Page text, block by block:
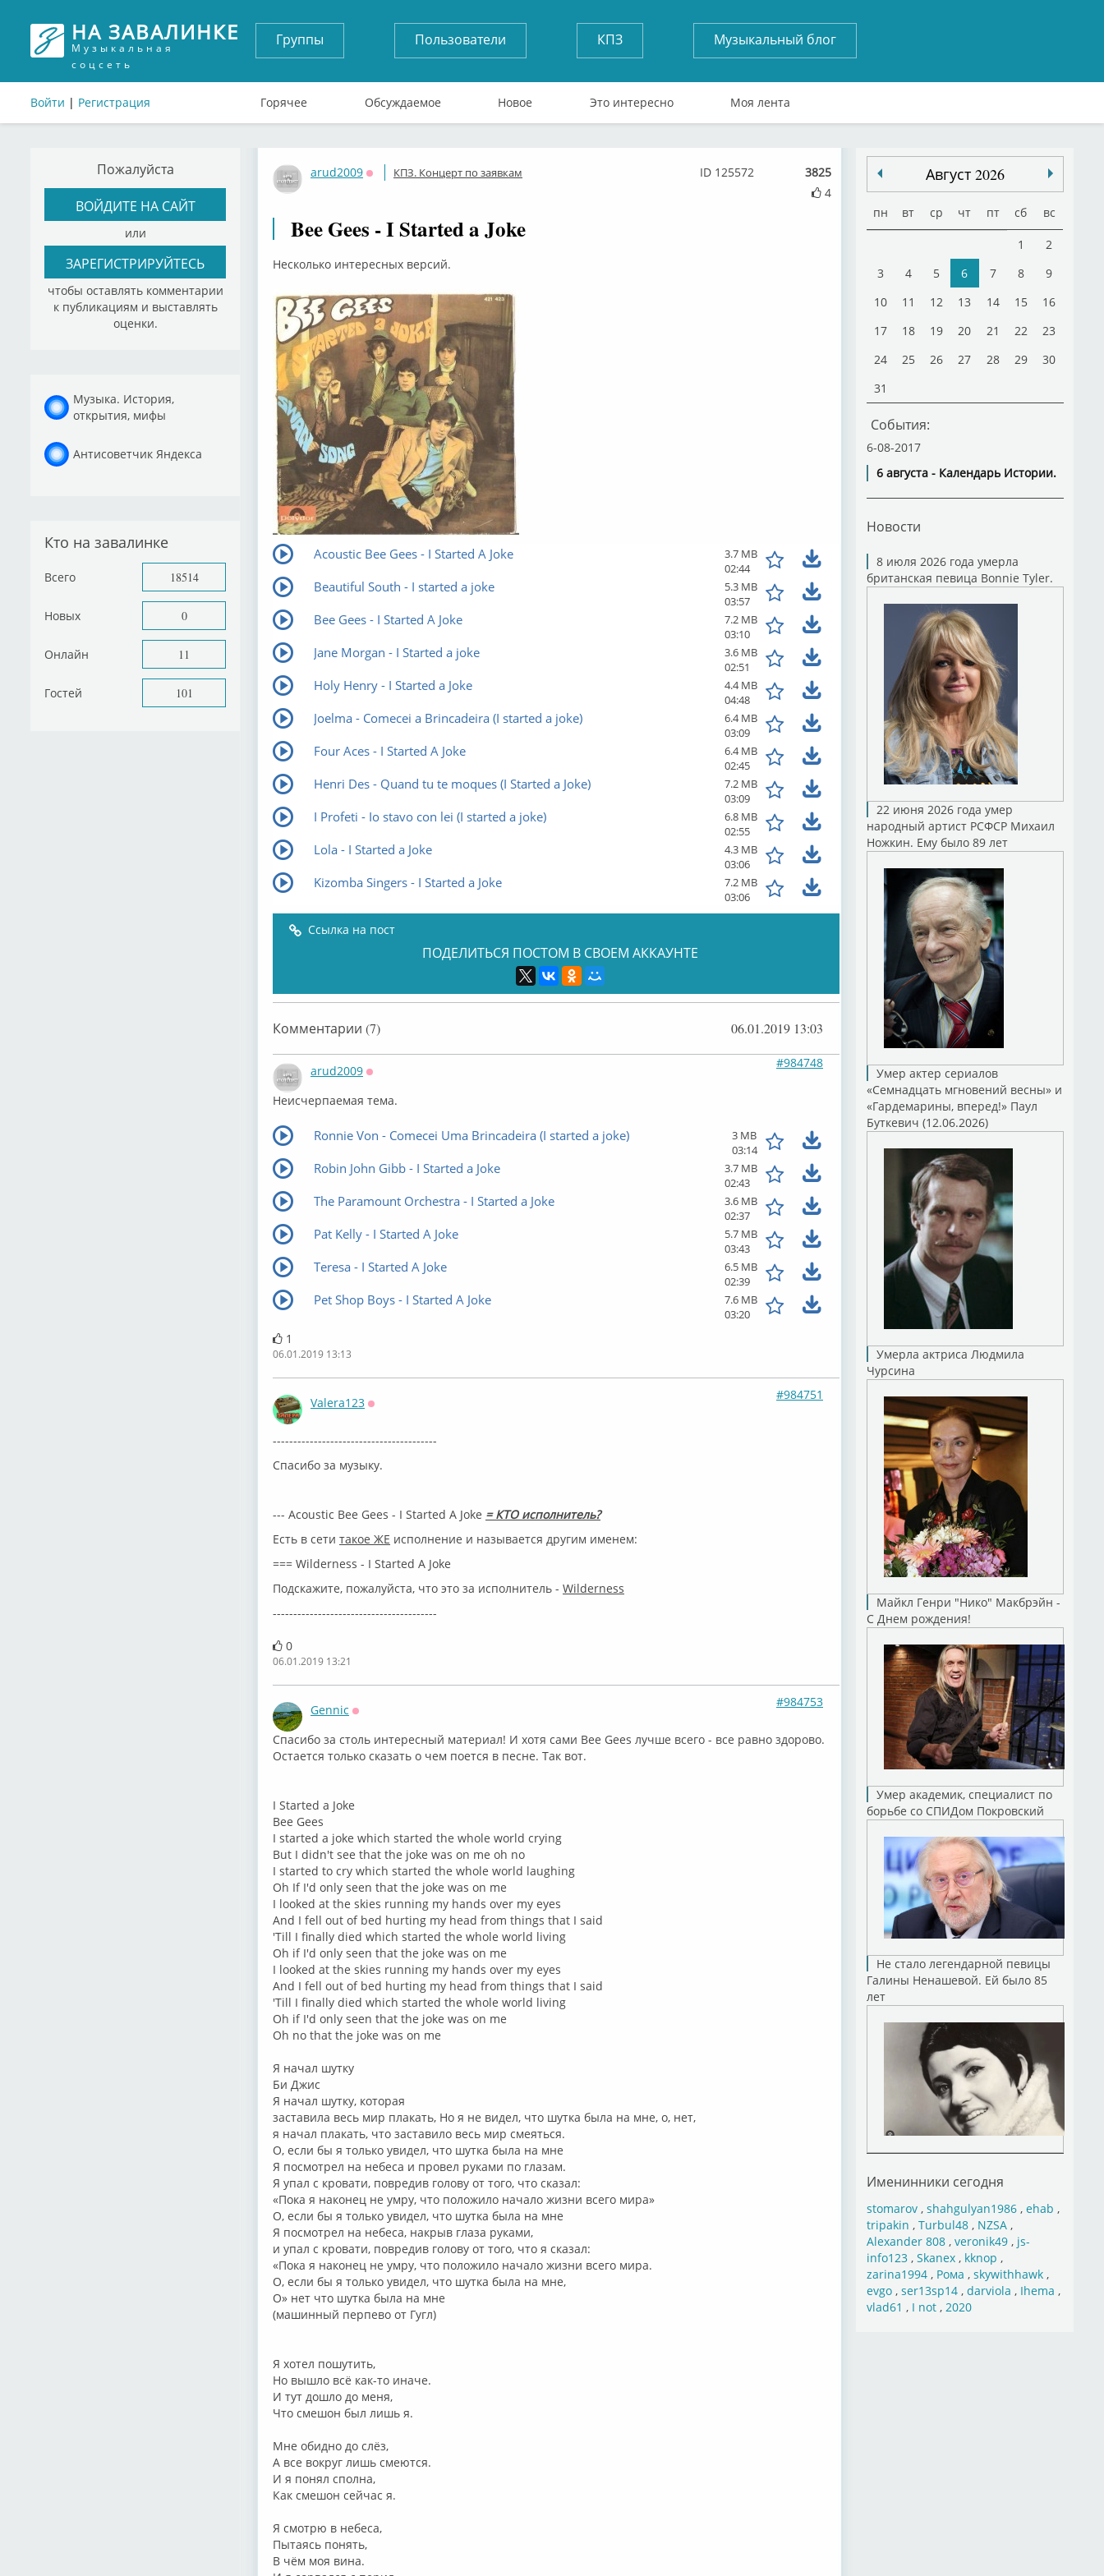
НА ЗАВАЛИНКЕ
Музыкальная
соцсеть
Войти | Регистрация
Группы Пользователи КПЗ Музыкальный блог
Горячее Обсуждаемое Новое Это интересно Моя лента
Пожалуйста
ВОЙДИТЕ НА САЙТ
или
ЗАРЕГИСТРИРУЙТЕСЬ
чтобы оставлять комментарии
к публикациям и выставлять
оценки.
Музыка. История,
открытия, мифы
Антисоветчик Яндекса
Кто на завалинке
Всего 18514
Новых 0
Онлайн 11
Гостей 101
arud2009
Оффлайн
КПЗ. Концерт по заявкам
3825
4
ID 125572
Bee Gees - I Started a Joke
Несколько интересных версий.
Acoustic Bee Gees - I Started A Joke
3.7 MB
02:44
Beautiful South - I started a joke
5.3 MB
03:57
Bee Gees - I Started A Joke
7.2 MB
03:10
Jane Morgan - I Started a joke
3.6 MB
02:51
Holy Henry - I Started a Joke
4.4 MB
04:48
Joelma - Comecei a Brincadeira (I started a joke)
6.4 MB
03:09
Four Aces - I Started A Joke
6.4 MB
02:45
Henri Des - Quand tu te moques (I Started a Joke)
7.2 MB
03:09
I Profeti - Io stavo con lei (I started a joke)
6.8 MB
02:55
Lola - I Started a Joke
4.3 MB
03:06
Kizomba Singers - I Started a Joke
7.2 MB
03:06
Ссылка на пост
ПОДЕЛИТЬСЯ ПОСТОМ В СВОЕМ АККАУНТЕ
Комментарии (7) 06.01.2019 13:03
arud2009
#984748
Неисчерпаемая тема.
Ronnie Von - Comecei Uma Brincadeira (I started a joke)
3 MB
03:14
Robin John Gibb - I Started a Joke
3.7 MB
02:43
The Paramount Orchestra - I Started a Joke
3.6 MB
02:37
Pat Kelly - I Started A Joke
5.7 MB
03:43
Teresa - I Started A Joke
6.5 MB
02:39
Pet Shop Boys - I Started A Joke
7.6 MB
03:20
1
06.01.2019 13:13
Valera123
#984751
----------------------------------------
Спасибо за музыку.
--- Acoustic Bee Gees - I Started A Joke = КТО исполнитель?
Есть в сети такое ЖЕ исполнение и называется другим именем:
=== Wilderness - I Started A Joke
Подскажите, пожалуйста, что это за исполнитель - Wilderness
----------------------------------------
0
06.01.2019 13:21
Gennic
#984753
Спасибо за столь интересный материал! И хотя сами Bee Gees лучше всего - все равно здорово.
Остается только сказать о чем поется в песне. Так вот.
⁣I Started a Joke
Bee Gees
I started a joke which started the whole world crying
But I didn't see that the joke was on me oh no
I started to cry which started the whole world laughing
Oh If I'd only seen that the joke was on me
I looked at the skies running my hands over my eyes
And I fell out of bed hurting my head from things that I said
'Till I finally died which started the whole world living
Oh if I'd only seen that the joke was on me
I looked at the skies running my hands over my eyes
And I fell out of bed hurting my head from things that I said
'Till I finally died which started the whole world living
Oh if I'd only seen that the joke was on me
Oh no that the joke was on me
Я начал шутку
Би Джис
Я начал шутку, которая
заставила весь мир плакать, Но я не видел, что шутка была на мне, о, нет,
я начал плакать, что заставило весь мир смеяться.
О, если бы я только увидел, что шутка была на мне
Я посмотрел на небеса и провел руками по глазам.
Я упал с кровати, повредив голову от того, что сказал:
«Пока я наконец не умру, что положило начало жизни всего мира»
О, если бы я только увидел, что шутка была на мне
Я посмотрел на небеса, накрыв глаза руками,
и упал с кровати, повредив голову от того, что я сказал:
«Пока я наконец не умру, что положило начало жизни всего мира.
О, если бы я только увидел, что шутка была на мне,
О» нет что шутка была на мне
(машинный перпево от Гугл)
Я хотел пошутить,
Но вышло всё как-то иначе.
И тут дошло до меня,
Что смешон был лишь я.
Мне обидно до слёз,
А все вокруг лишь смеются.
И я понял сполна,
Как смешон сейчас я.
Я смотрю в небеса,
Пытаясь понять,
В чём моя вина.
Август 2026
пн вт ср чт пт сб вс
1
2
3
4 5 6 7 8
9
10
11 12 13 14 15
16
17
18 19 20 21 22
23
24
25 26 27 28 29
30
31
События:
6-08-2017
6 августа - Календарь Истории.
Новости
8 июля 2026 года умерла
британская певица Bonnie Tyler.
22 июня 2026 года умер
народный артист РСФСР Михаил
Ножкин. Ему было 89 лет
Умер актер сериалов
«Семнадцать мгновений весны» и
«Гардемарины, вперед!» Паул
Буткевич (12.06.2026)
Умерла актриса Людмила
Чурсина
Майкл Генри "Нико" Макбрэйн -
С Днем рождения!
Умер академик, специалист по
борьбе со СПИДом Покровский
Не стало легендарной певицы
Галины Ненашевой. Ей было 85
лет
Именинники сегодня
stomarov, shahgulyan1986, ehab ,
tripakin , Turbul48, NZSA,
Alexander 808, veronik49, js-
info123, Skanex, kknop ,
zarina1994, Рома , skywithhawk,
evgo, ser13sp14, darviola , Ihema ,
vlad61 , I not, 2020